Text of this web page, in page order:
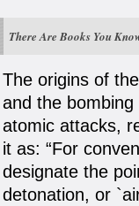
There Are Books You
The origins of
and the
atomic attacks,
it as: “For
designate the
detonation, or